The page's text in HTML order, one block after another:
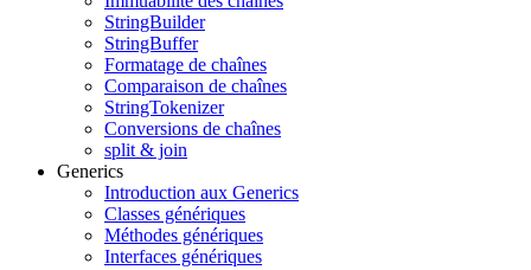
StringBuilder
StringBuffer
Formatage de chaînes
Comparaison de chaînes
StringTokenizer
Conversions de chaînes
split & join
Generics
Introduction aux Generics
Classes génériques
Méthodes génériques
Interfaces génériques